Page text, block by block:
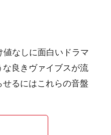
なしに面白いドラマ
良きヴァイブスが流
るにはこれらの音盤